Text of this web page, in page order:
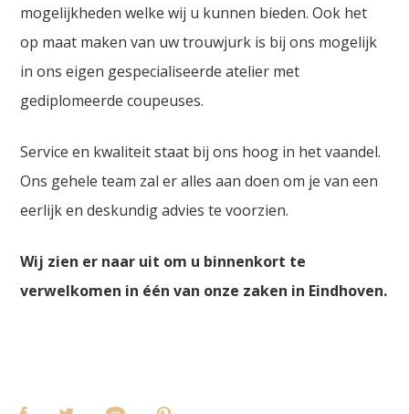
mogelijkheden welke wij u kunnen bieden. Ook het
op maat maken van uw trouwjurk is bij ons mogelijk
in ons eigen gespecialiseerde atelier met
gediplomeerde coupeuses.
Service en kwaliteit staat bij ons hoog in het vaandel.
Ons gehele team zal er alles aan doen om je van een
eerlijk en deskundig advies te voorzien.
Wij zien er naar uit om u binnenkort te
verwelkomen in één van onze zaken in Eindhoven.